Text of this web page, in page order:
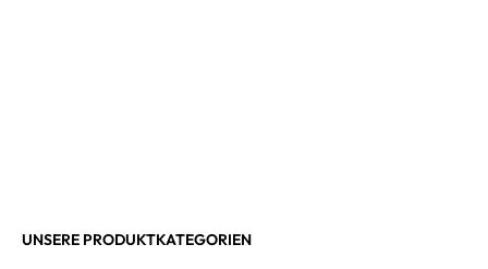
UNSERE PRODUKTKATEGORIEN